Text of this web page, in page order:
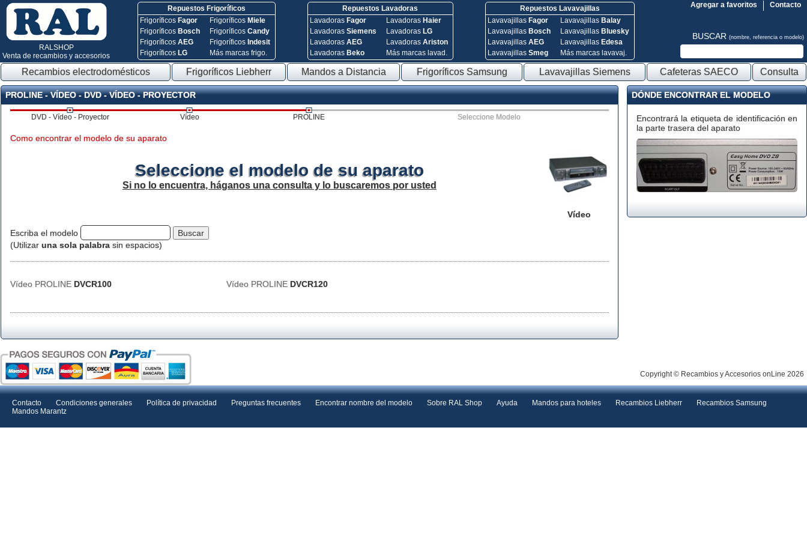
RALSHOP
Venta de recambios y accesorios
Repuestos Frigoríficos
Frigoríficos Fagor
Frigoríficos Bosch
FrigoríficosAEG
Frigoríficos LG
Frigoríficos Miele
FrigoríficosCandy
Frigoríficos Indesit
Más marcas frigo.
Repuestos Lavadoras
Lavadoras Fagor
Lavadoras Siemens
Lavadoras AEG
Lavadoras Beko
Lavadoras Haier
Lavadoras LG
Lavadoras Ariston
Más marcas lavad.
Repuestos Lavavajillas
Lavavajillas Fagor
Lavavajillas Bosch
Lavavajillas AEG
Lavavajillas Smeg
Lavavajillas Balay
Lavavajillas Bluesky
Lavavajillas Edesa
Más marcas lavavaj.
Contacto
Agregar a favoritos
BUSCAR (nombre, referencia o modelo)
Recambios electrodomésticos Frigoríficos Liebherr Mandos a Distancia Frigoríficos Samsung Lavavajillas Siemens Cafeteras SAECO Consulta
PROLINE - VÍDEO - DVD - VÍDEO - PROYECTOR
DVD - Vídeo - Proyector Vídeo PROLINE Seleccione Modelo
Vídeo
Como encontrar el modelo de su aparato
Seleccione el modelo de su aparato
Si no lo encuentra, háganos una consulta y lo buscaremos por usted
Escriba el modelo
(Utilizar una sola palabra sin espacios)
Vídeo PROLINE DVCR100 Vídeo PROLINE DVCR120
DÓNDE ENCONTRAR EL MODELO
Encontrará la etiqueta de identificación en
la parte trasera del aparato
Copyright © Recambios y Accesorios onLine 2026
Contacto Condiciones generales Política de privacidad Preguntas frecuentes Encontrar nombre del modelo Sobre RAL Shop Ayuda Mandos para hoteles Recambios Liebherr
Recambios Samsung
Mandos Marantz